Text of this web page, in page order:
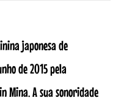
japonesa de
de 2015 pela
Mina. A sua sonoridade